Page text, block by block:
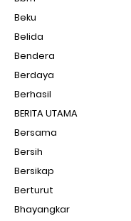
Beku
Belida
Bendera
Berdaya
Berhasil
BERITA UTAMA
Bersama
Bersih
Bersikap
Berturut
Bhayangkar